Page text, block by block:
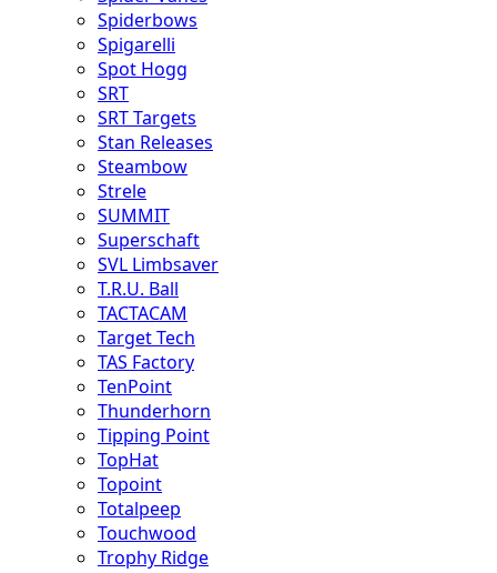
Spiderbows
Spigarelli
Spot Hogg
SRT
SRT Targets
Stan Releases
Steambow
Strele
SUMMIT
Superschaft
SVL Limbsaver
T.R.U. Ball
TACTACAM
Target Tech
TAS Factory
TenPoint
Thunderhorn
Tipping Point
TopHat
Topoint
Totalpeep
Touchwood
Trophy Ridge